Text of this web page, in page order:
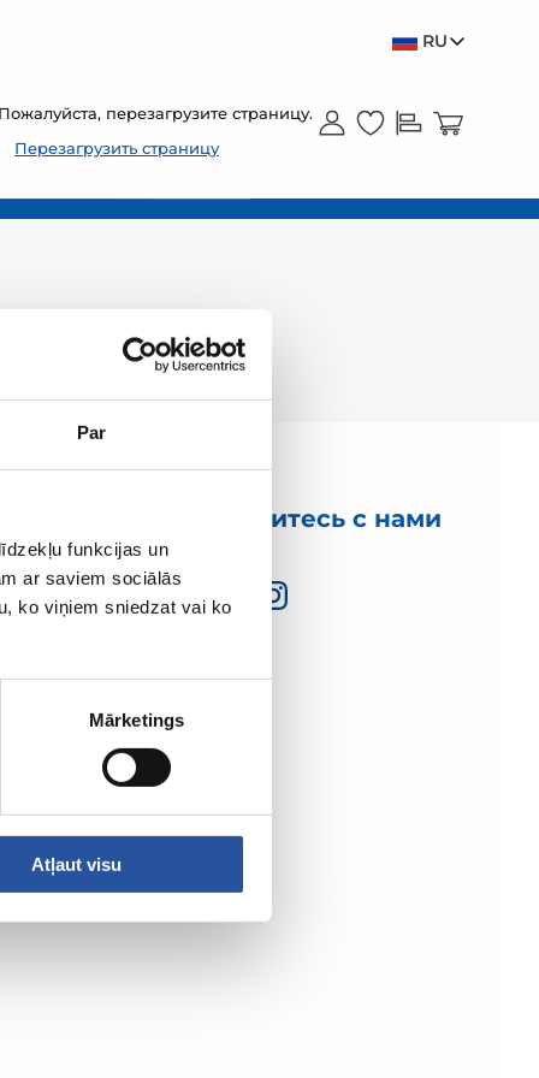
Par
funkcijas un
ar saviem sociālās
ko viņiem sniedzat vai ko
Mārketings
Atļaut visu
RU
перезагрузите страницу.
Перезагрузить страницу
Свяжитесь с нами